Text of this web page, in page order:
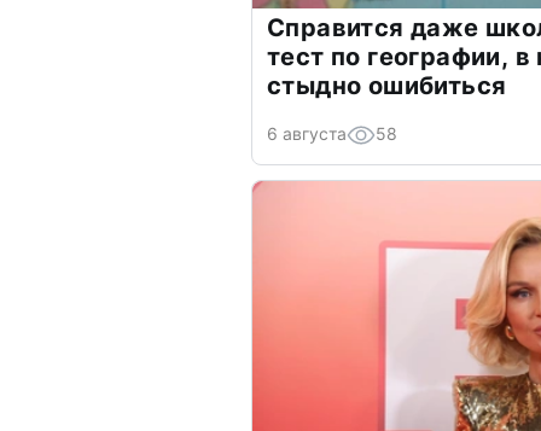
Справится даже
тест по географии,
стыдно ошибиться
6 августа 58